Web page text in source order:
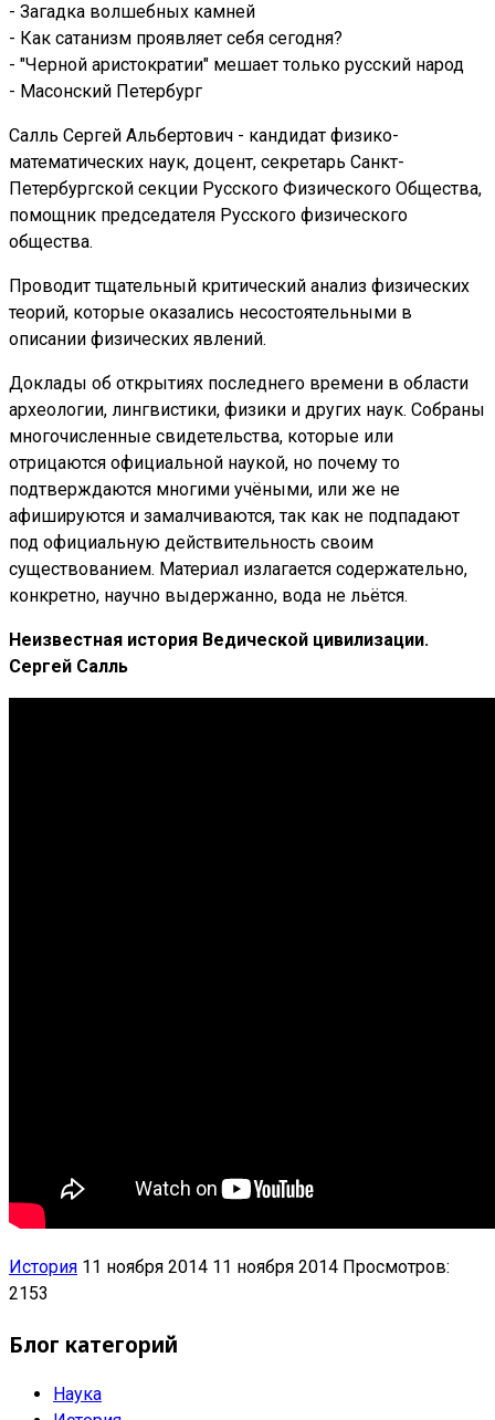
- Загадка волшебных камней
- Как сатанизм проявляет себя сегодня?
- "Черной аристократии" мешает только русский народ
- Масонский Петербург
Салль Сергей Альбертович - кандидат физико-
математических наук, доцент, секретарь Санкт-
Петербургской секции Русского Физического Общества,
помощник председателя Русского физического
общества.
Проводит тщательный критический анализ физических
теорий, которые оказались несостоятельными в
описании физических явлений.
Доклады об открытиях последнего времени в области
археологии, лингвистики, физики и других наук. Собраны
многочисленные свидетельства, которые или
отрицаются официальной наукой, но почему то
подтверждаются многими учёными, или же не
афишируются и замалчиваются, так как не подпадают
под официальную действительность своим
существованием. Материал излагается содержательно,
конкретно, научно выдержанно, вода не льётся.
Неизвестная история Ведической цивилизации.
Сергей Салль
История 11 ноября 2014 11 ноября 2014 Просмотров:
2153
Блог категорий
Наука